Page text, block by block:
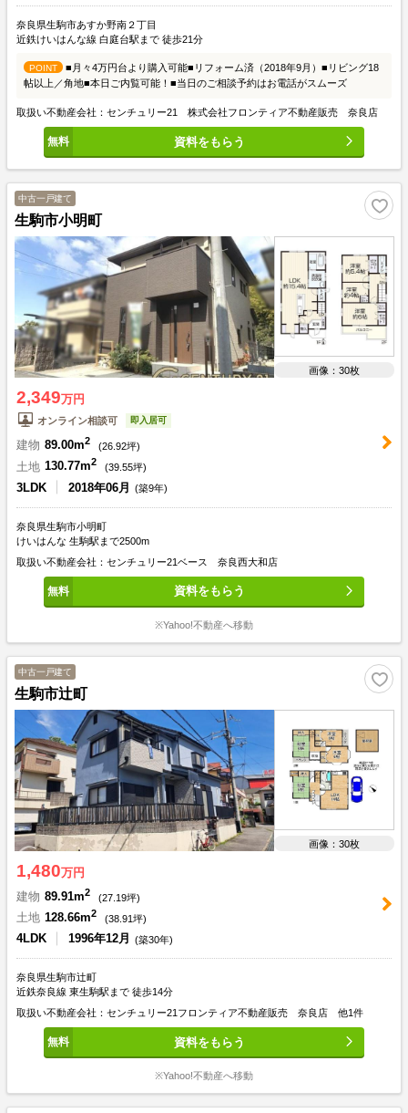
奈良県生駒市あすか野南２丁目
近鉄けいはんな線 白庭台駅まで 徒歩21分
POINT
■月々4万円台より購入可能■リフォーム済（2018年9月）■リビング18
帖以上／角地■本日ご内覧可能！■当日のご相談予約はお電話がスムーズ
取扱い不動産会社：センチュリー21 株式会社フロンティア不動産販売 奈良店
資料をもらう
中古一戸建て
生駒市小明町
画像：30枚
2,349万円
オンライン相談可 即入居可
建物 89.00m2 (26.92坪)
土地 130.77m2 (39.55坪)
3LDK 2018年06月 (築9年)
奈良県生駒市小明町
けいはんな 生駒駅まで2500m
取扱い不動産会社：センチュリー21ベース 奈良西大和店
資料をもらう
※Yahoo!不動産へ移動
中古一戸建て
生駒市辻町
画像：30枚
1,480万円
建物 89.91m2 (27.19坪)
土地 128.66m2 (38.91坪)
4LDK 1996年12月 (築30年)
奈良県生駒市辻町
近鉄奈良線 東生駒駅まで 徒歩14分
取扱い不動産会社：センチュリー21フロンティア不動産販売 奈良店 他1件
資料をもらう
※Yahoo!不動産へ移動